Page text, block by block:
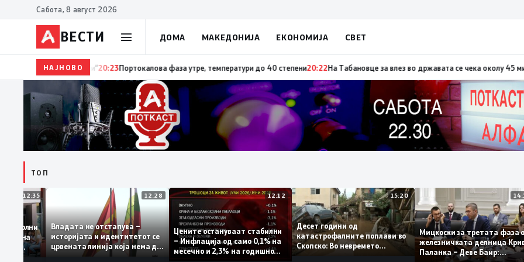
Сабота, 8 август 2026
ВЕСТИ ДОМА МАКЕДОНИЈА ЕКОНОМИЈА СВЕТ
НАЈНОВО20:24Сиљановска Давкова на Свечената академија по повод „30 години Општина Вевчани“20:23Портокалова фаза утре,
ТОП
12:35
се задоволни
на
12:28
Владата не отстапува –
историјата и идентитетот се
црвената линија која нема да
се погази
12:12
Цените остануваат стабилни
– Инфлација од само 0,1% на
месечно и 2,3% на годишно
15:20
Десет години од
катастрофалните поплави во
Скопско: Во невремето
Мицкоски за третата
железничката делница
Паланка – Деве Баир: